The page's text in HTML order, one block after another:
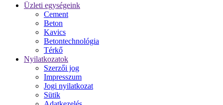
Üzleti egységeink
Cement
Beton
Kavics
Betontechnológia
Térkő
Nyilatkozatok
Szerzői jog
Impresszum
Jogi nyilatkozat
Sütik